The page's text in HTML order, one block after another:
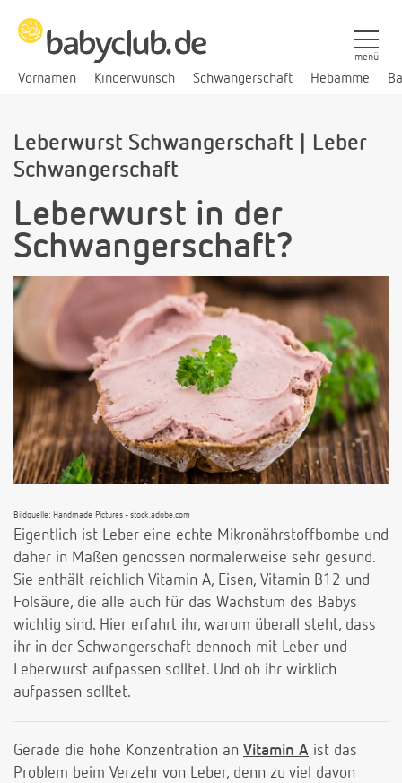
Vornamen Kinderwunsch Schwangerschaft Hebamme
menü
Leberwurst Schwangerschaft | Leber
Schwangerschaft
Leberwurst in der
Schwangerschaft?
Bildquelle: Handmade Pictures - stock.adobe.com
Eigentlich ist Leber eine echte Mikronährstoffbombe und
daher in Maßen genossen normalerweise sehr gesund.
Sie enthält reichlich Vitamin A, Eisen, Vitamin B12 und
Folsäure, die alle auch für das Wachstum des Babys
wichtig sind. Hier erfahrt ihr, warum überall steht, dass
ihr in der Schwangerschaft dennoch mit Leber und
Leberwurst aufpassen solltet. Und ob ihr wirklich
aufpassen solltet.
Gerade die hohe Konzentration an Vitamin A ist das
Problem beim Verzehr von Leber, denn zu viel davon